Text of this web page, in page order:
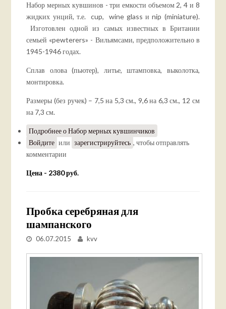
Набор мерных кувшинов - три емкости объемом 2, 4 и 8
жидких унций, т.е. cup, wine glass и nip (miniature).
Изготовлен одной из самых известных в Британии
семьей «pewterers» - Вильямсами, предположительно в
1945-1946 годах.
Сплав олова (пьютер), литье, штамповка, выколотка,
монтировка.
Размеры (без ручек) – 7,5 на 5,3 см., 9,6 на 6,3 см., 12 см
на 7,3 см.
Подробнеео Набор мерных кувшинчиков
Войдите или зарегистрируйтесь , чтобы отправлять
комментарии
Цена - 2380 руб.
Пробка серебряная для
шампанского
06.07.2015 kvv